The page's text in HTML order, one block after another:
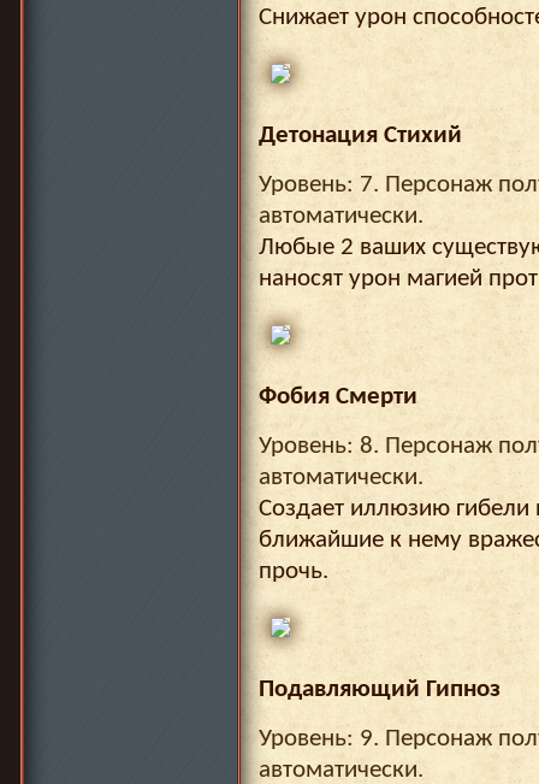
Снижает урон
Детонация Стихий
Уровень: 7. Персонаж
автоматически.
Любые 2 ваших
наносят урон магией
Фобия Смерти
Уровень: 8. Персонаж
автоматически.
Создает иллюзию гибели
ближайшие к нему
прочь.
Подавляющий Гипноз
Уровень: 9. Персонаж
автоматически.